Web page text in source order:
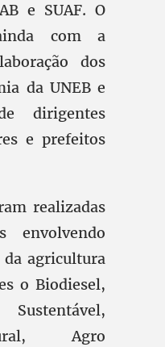
e SUAF. O
com a
dos
da UNEB e
dirigentes
e prefeitos
realizadas
envolvendo
da agricultura
o Biodiesel,
Agro